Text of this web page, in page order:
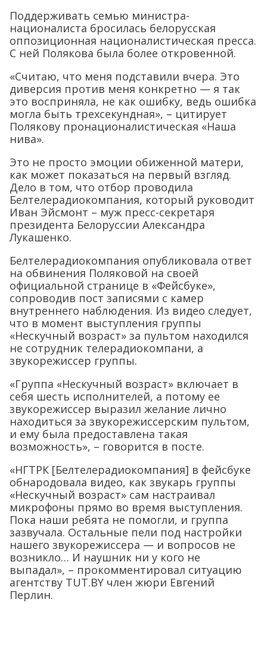
Поддерживать семью министра-
националиста бросилась белорусская
оппозиционная националистическая пресса.
С ней Полякова была более откровенной.
«Считаю, что меня подставили вчера. Это
диверсия против меня конкретно — я так
это восприняла, не как ошибку, ведь ошибка
могла быть трехсекундная», – цитирует
Полякову пронационалистическая «Наша
нива».
Это не просто эмоции обиженной матери,
как может показаться на первый взгляд.
Дело в том, что отбор проводила
Белтелерадиокомпания, который руководит
Иван Эйсмонт – муж пресс-секретаря
президента Белоруссии Александра
Лукашенко.
Белтелерадиокомпания опубликовала ответ
на обвинения Поляковой на своей
официальной странице в «Фейсбуке»,
сопроводив пост записями с камер
внутреннего наблюдения. Из видео следует,
что в момент выступления группы
«Нескучный возраст» за пультом находился
не сотрудник телерадиокомпани, а
звукорежиссер группы.
«Группа «Нескучный возраст» включает в
себя шесть исполнителей, а потому ее
звукорежиссер выразил желание лично
находиться за звукорежиссерским пультом,
и ему была предоставлена такая
возможность», – говорится в посте.
«НГТРК [Белтелерадиокомпания] в фейсбуке
обнародовала видео, как звукарь группы
«Нескучный возраст» сам настраивал
микрофоны прямо во время выступления.
Пока наши ребята не помогли, и группа
зазвучала. Остальные пели под настройки
нашего звукорежиссера — и вопросов не
возникло… И наушник ни у кого не
выпадал», – прокомментировал ситуацию
агентству TUT.BY член жюри Евгений
Перлин.